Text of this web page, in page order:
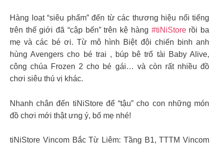
Hàng loạt “siêu phẩm” đến từ các thương hiệu nổi tiếng
trên thế giới đã “cập bến” trên kệ hàng #tiNiStorerồi ba
mẹ và các bé ơi. Từ mô hình Biệt đội chiến binh anh
hùng Avengers cho bé trai , búp bê trổ tài Baby Alive,
công chúa Frozen 2 cho bé gái… và còn rất nhiều đồ
chơi siêu thú vị khác.
Nhanh chân đến tiNiStore để “tậu” cho con những món
đồ chơi mới thật ưng ý, bố mẹ nhé!
tiNiStore Vincom Bắc Từ Liêm: Tầng B1, TTTM Vincom